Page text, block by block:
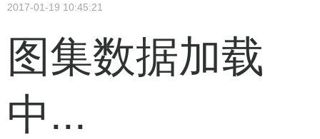
2017-01-19 10:45:21
图集数据加载
中...